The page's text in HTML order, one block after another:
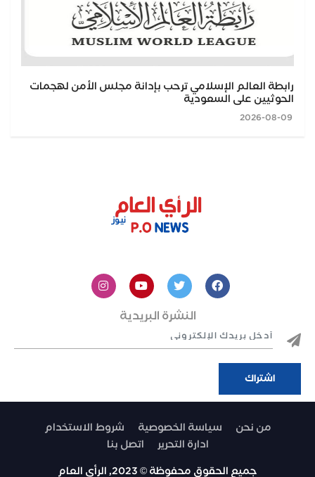
رابطة العالم الإسلامي ترحب بإدانة مجلس الأمن لهجمات
الحوثيين على السعودية
النشرة البريدية
من نحن سياسة الخصوصية
شروط الاستخدام
ادارة التحرير
اتصل بنا
جميع الحقوق محفوظة © 2023, الرأي العام